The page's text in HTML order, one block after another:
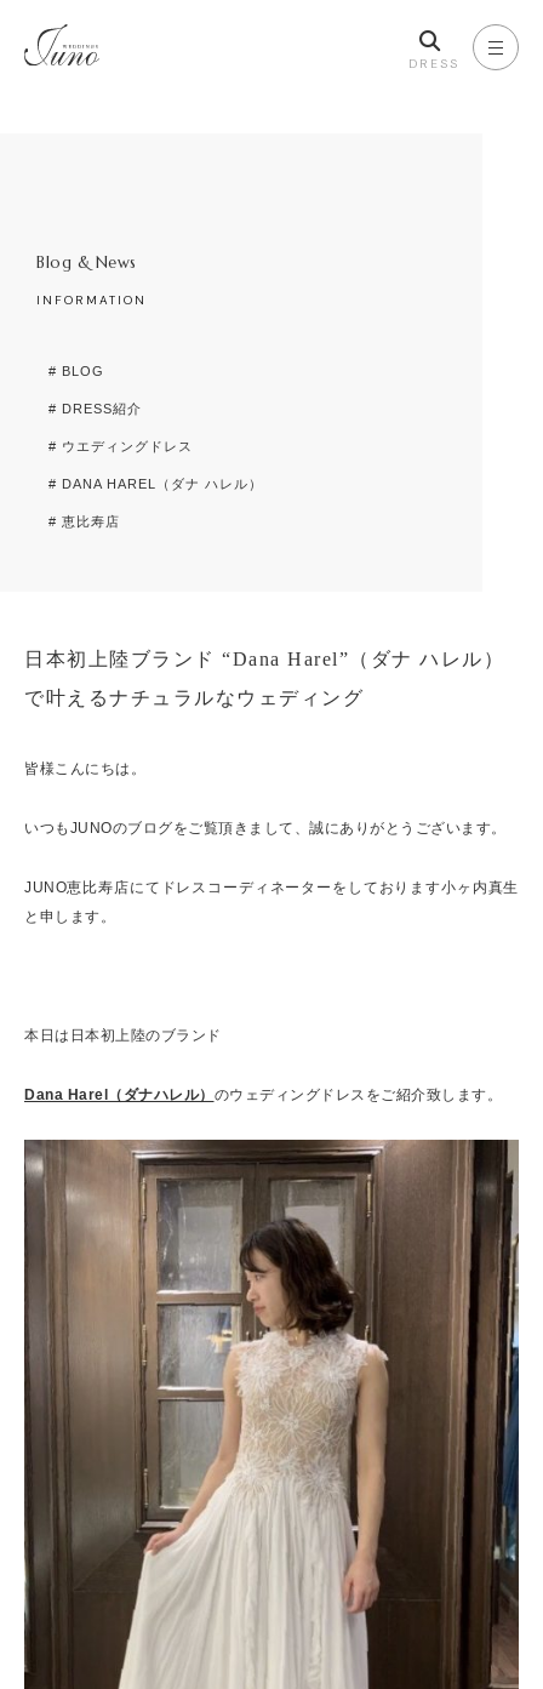
DRESS
Blog & News
INFORMATION
# BLOG
# DRESS紹介
# ウエディングドレス
# DANA HAREL（ダナ ハレル）
# 恵比寿店
日本初上陸ブランド “Dana Harel”（ダナ ハレル）
で叶えるナチュラルなウェディング
皆様こんにちは。
いつもJUNOのブログをご覧頂きまして、誠にありがとうございます。
JUNO恵比寿店にてドレスコーディネーターをしております小ヶ内真生
と申します。
本日は日本初上陸のブランド
Dana Harel（ダナハレル） のウェディングドレスをご紹介致します。